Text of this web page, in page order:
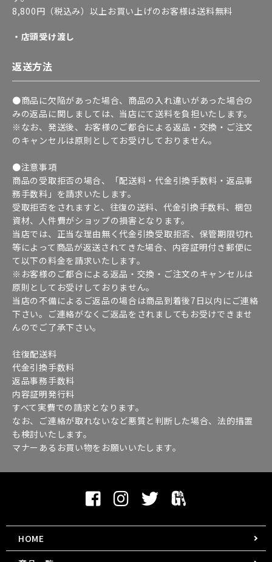
8,800円（税込み）以上お買い上げのお客様は送料無料
・店頭受け渡し
返送方法
●商品に欠陥があった場合、商品の入れ違いがあった場合の
みの返品に関しましては、当店にて送料を負担いたします。
※なお、発送後、お客様のご都合による返品・交換・ご注文
のキャンセルは原則としてお受けしておりません。
●注意事項
商品の受取拒否の場合、「配送料・代金引換手数料・返品事
務手数料」を請求いたします。
受取拒否をされますと、往復の送料、代金引換手数料、梱包
資材、人件費がショップの損害となります。
当店では、正当な理由無く代金引換受取拒否、保管期限切れ
等によって商品が返送されてきた場合、内容証明付き郵便に
て以下の料金を請求いたします。
※お客様のご都合による返品・交換・ご注文のキャンセルは
原則としてお受けしておりません。
当店の不備によるご返品の場合は商品到着後7日以内にご連絡
下さい。ご連絡がなくご返品をされましてもお受けできませ
んのでご了承下さい。
往復配送料
代金引換手数料
返品事務手数料
内容証明発行料
すべて実費での請求となります。
なお、ご連絡が取れないなど悪質と判断した場合、法的措置
も検討いたします。
マナーあるお買い物をお願いいたします。
HOME